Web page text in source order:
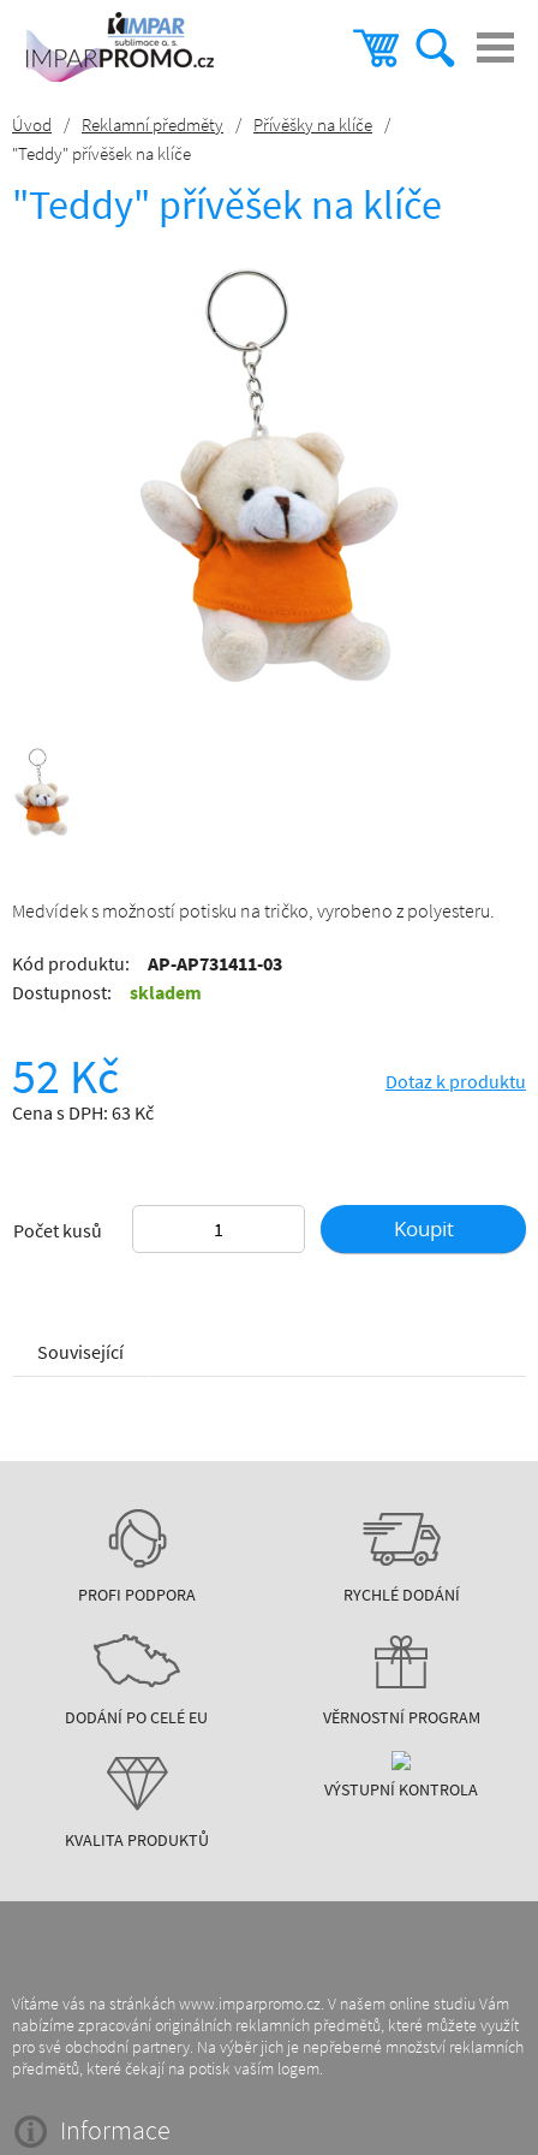
Úvod / Reklamní předměty / Přívěšky na klíče /
"Teddy" přívěšek na klíče
"Teddy" přívěšek na klíče
Medvídek s možností potisku na tričko, vyrobeno z polyesteru.
Kód produktu:
AP-AP731411-03
Dostupnost:
skladem
52 Kč
Cena s DPH: 63 Kč
Dotaz k produktu
Počet kusů Koupit
Související
PROFI PODPORA RYCHLÉ DODÁNÍ
DODÁNÍ PO CELÉ EU VĚRNOSTNÍ PROGRAM
KVALITA PRODUKTŮ
VÝSTUPNÍ KONTROLA
Vítáme vás na stránkách www.imparpromo.cz. V našem online studiu Vám
nabízíme zpracování originálních reklamních předmětů, které můžete využít
pro své obchodní partnery. Na výběr jich je nepřeberné množství reklamních
předmětů, které čekají na potisk vaším logem.
Informace